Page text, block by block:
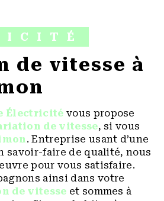
Électricité vous propose
de vitesse, si vous
. Entreprise usant d’une
savoir-faire de qualité, nous
pour vous satisfaire.
ainsi dans votre
de vitesse et sommes à